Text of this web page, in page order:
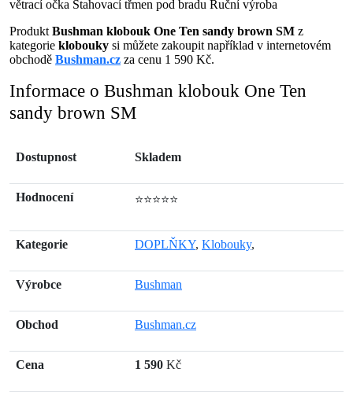
větrací očka Stahovací třmen pod bradu Ruční výroba
Produkt Bushman klobouk One Ten sandy brown SM z
kategorie klobouky si můžete zakoupit například v internetovém
obchodě Bushman.cz za cenu 1 590 Kč.
Informace o Bushman klobouk One Ten
sandy brown SM
Dostupnost Skladem
Hodnocení ⭐⭐⭐⭐⭐
Kategorie DOPLŇKY, Klobouky,
Výrobce Bushman
Obchod Bushman.cz
Cena 1 590 Kč